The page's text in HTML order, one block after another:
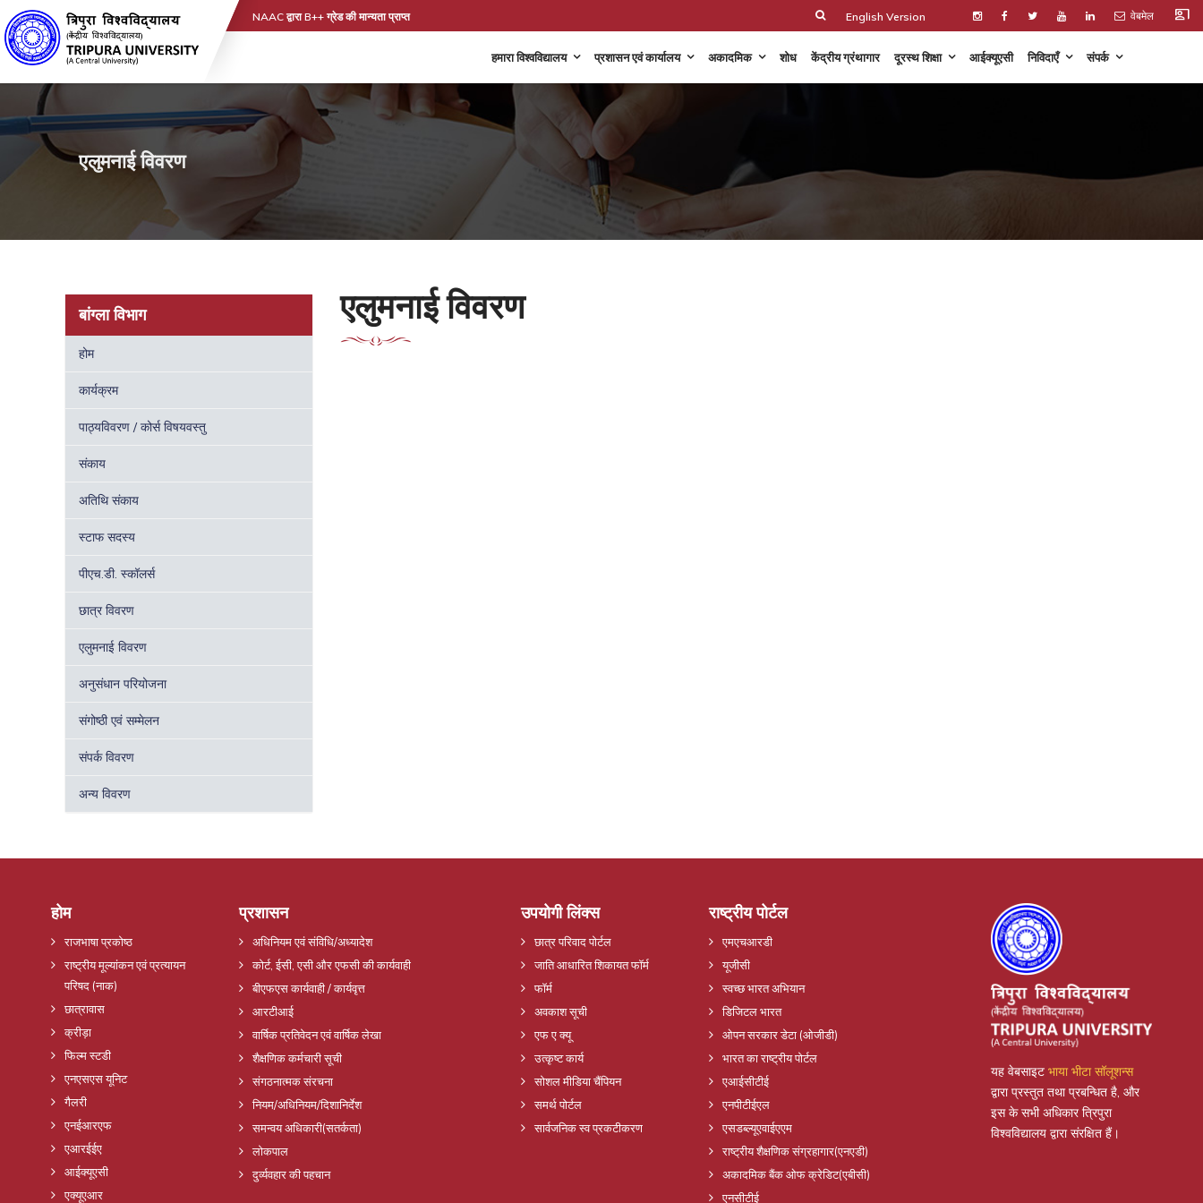
NAAC द्वारा B++ ग्रेड की मान्यता प्राप्त English Version वेबमेल co_present
हमारा विश्वविद्यालय प्रशासन एवं कार्यालय अकादमिक शोध केंद्रीय ग्रंथागार दूरस्थ शिक्षा आईक्यूएसी निविदाएँ संपर्क
एलुमनाई विवरण
बांग्ला विभाग
होम
कार्यक्रम
पाठ्यविवरण / कोर्स विषयवस्तु
संकाय
अतिथि संकाय
स्टाफ सदस्य
पीएच.डी. स्कॉलर्स
छात्र विवरण
एलुमनाई विवरण
अनुसंधान परियोजना
संगोष्ठी एवं सम्मेलन
संपर्क विवरण
अन्य विवरण
एलुमनाई विवरण
होम
राजभाषा प्रकोष्ठ
राष्ट्रीय मूल्यांकन एवं प्रत्यायन
परिषद (नाक)
छात्रावास
क्रीड़ा
फिल्म स्टडी
एनएसएस यूनिट
गैलरी
एनईआरएफ
एआरईईए
आईक्यूएसी
एक्यूएआर
प्रशासन
अधिनियम एवं संविधि/अध्यादेश
कोर्ट, ईसी, एसी और एफसी की कार्यवाही
बीएफएस कार्यवाही / कार्यवृत्त
आरटीआई
वार्षिक प्रतिवेदन एवं वार्षिक लेखा
शैक्षणिक कर्मचारी सूची
संगठनात्मक संरचना
नियम/अधिनियम/दिशानिर्देश
समन्वय अधिकारी(सतर्कता)
लोकपाल
दुर्व्यवहार की पहचान
उपयोगी लिंक्स
छात्र परिवाद पोर्टल
जाति आधारित शिकायत फॉर्म
फॉर्म
अवकाश सूची
एफ ए क्यू
उत्कृष्ट कार्य
सोशल मीडिया चैंपियन
समर्थ पोर्टल
सार्वजनिक स्व प्रकटीकरण
राष्ट्रीय पोर्टल
एमएचआरडी
यूजीसी
स्वच्छ भारत अभियान
डिजिटल भारत
ओपन सरकार डेटा (ओजीडी)
भारत का राष्ट्रीय पोर्टल
एआईसीटीई
एनपीटीईएल
एसडब्ल्यूएवाईएएम
राष्ट्रीय शैक्षणिक संग्रहागार(एनएडी)
अकादमिक बैंक ओफ क्रेडिट(एबीसी)
एनसीटीई
यह वेबसाइट भाया भीटा सॉलूशन्स
द्वारा प्रस्तुत तथा प्रबन्धित है, और
इस के सभी अधिकार त्रिपुरा
विश्वविद्यालय द्वारा संरक्षित हैं।